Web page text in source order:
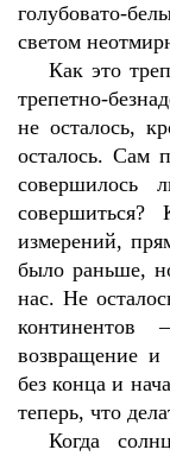
голубовато-
светом
Как это
трепетно-
не осталось,
осталось. Сам
совершилось
измерений,
было раньше,
нас. Не
возвращение и
без конца и
теперь, что
Когда